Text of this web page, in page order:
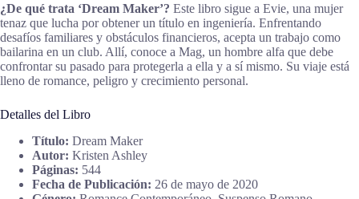
¿De qué trata ‘Dream Maker’? Este libro sigue a Evie, una mujer
tenaz que lucha por obtener un título en ingeniería. Enfrentando
desafíos familiares y obstáculos financieros, acepta un trabajo como
bailarina en un club. Allí, conoce a Mag, un hombre alfa que debe
confrontar su pasado para protegerla a ella y a sí mismo. Su viaje está
lleno de romance, peligro y crecimiento personal.
Detalles del Libro
Título: Dream Maker
Autor: Kristen Ashley
Páginas: 544
Fecha de Publicación: 26 de mayo de 2020